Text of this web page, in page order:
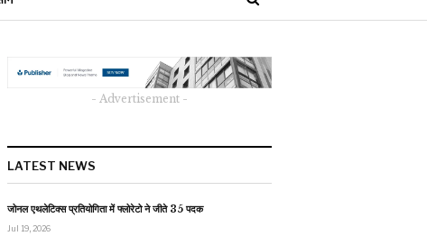
- Advertisement -
LATEST NEWS
जोनल एथलेटिक्स प्रतियोगिता में फ्लोरेटो ने जीते 35 पदक
Jul 19, 2026